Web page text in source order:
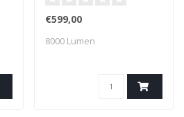
€599,00
8000 Lumen